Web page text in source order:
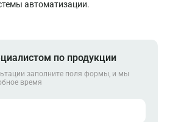
автоматизации.
по продукции
заполните поля формы, и мы
время